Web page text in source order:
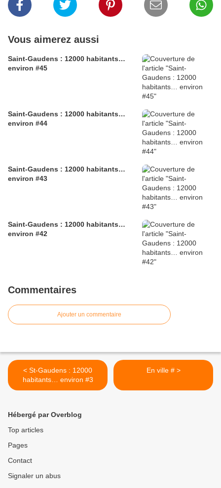
Vous aimerez aussi
Saint-Gaudens : 12000 habitants…
environ #45
Saint-Gaudens : 12000 habitants…
environ #44
Saint-Gaudens : 12000 habitants…
environ #43
Saint-Gaudens : 12000 habitants…
environ #42
Commentaires
Ajouter un commentaire
< St-Gaudens : 12000
habitants… environ #3
En ville # >
Hébergé par Overblog
Top articles
Pages
Contact
Signaler un abus